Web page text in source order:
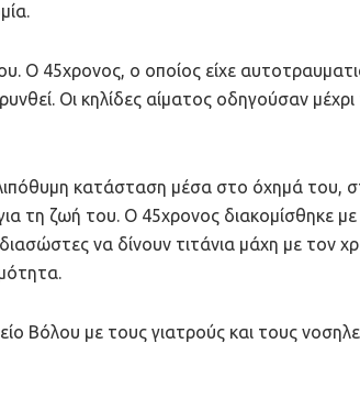
Ο 45χρονος, ο οποίος είχε
Οι κηλίδες αίματος οδηγούσαν
κατάσταση μέσα στο όχημά του,
τη ζωή του. Ο 45χρονος διακομίσθηκε
να δίνουν τιτάνια μάχη με τον
Βόλου με τους γιατρούς και τους